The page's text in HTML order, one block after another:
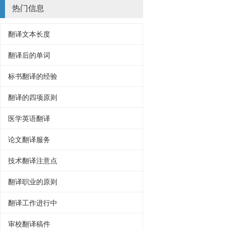
热门信息
翻译文本长度
翻译后的单词
标书翻译的经验
翻译的四项原则
医学英语翻译
论文翻译服务
技术翻译注意点
翻译职业的原则
翻译工作进行中
审校翻译稿件